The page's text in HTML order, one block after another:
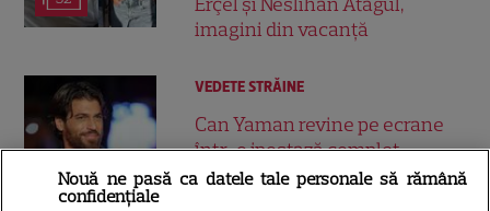
imagini din vacanță
31
VEDETE STRĂINE
Can Yaman revine pe ecrane
într-o ipostază complet
diferită. Actorul joacă un
Nouă ne pasă ca datele tale personale să rămână
confidențiale